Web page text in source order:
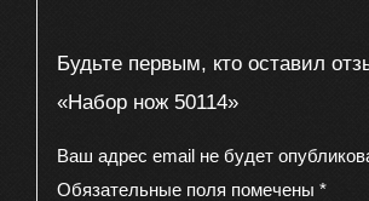
Будьте первым, кто оставил
«Набор нож 50114»
Ваш адрес email не будет
Обязательные поля помечены *